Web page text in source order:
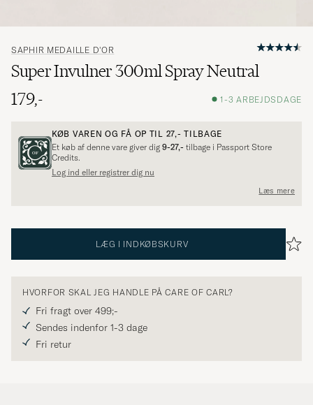
SAPHIR MEDAILLE D'OR
Super Invulner 300ml Spray Neutral
179,-
1-3 ARBEJDSDAGE
KØB VAREN OG FÅ OP TIL 27,- TILBAGE
Et køb af denne vare giver dig 9-27,- tilbage i Passport Store
Credits.
Log ind eller registrer dig nu
Læs mere
LÆG I INDKØBSKURV
HVORFOR SKAL JEG HANDLE PÅ CARE OF CARL?
Fri fragt over 499;-
Sendes indenfor 1-3 dage
Fri retur